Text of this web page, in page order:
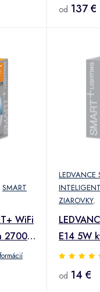
od 137 €
SMART
WiFi
2700
LEDVANCE
ZIAROVKY,
E14 5W
6 500K
od 14 €